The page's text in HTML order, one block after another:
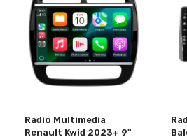
Radio Multimedia
Renault Kwid 2023+ 9"